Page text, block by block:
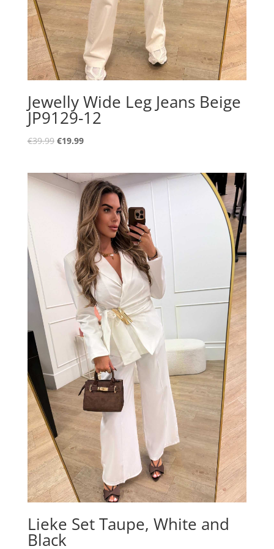
Jewelly Wide Leg Jeans Beige
JP9129-12
€39.99 Oorspronkelijke
€39.99.
€19.99Huidige
€19.99.
Lieke Set Taupe, White and
Black